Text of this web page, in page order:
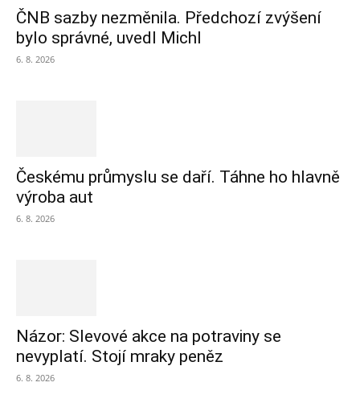
ČNB sazby nezměnila. Předchozí zvýšení
bylo správné, uvedl Michl
6. 8. 2026
Českému průmyslu se daří. Táhne ho hlavně
výroba aut
6. 8. 2026
Názor: Slevové akce na potraviny se
nevyplatí. Stojí mraky peněz
6. 8. 2026